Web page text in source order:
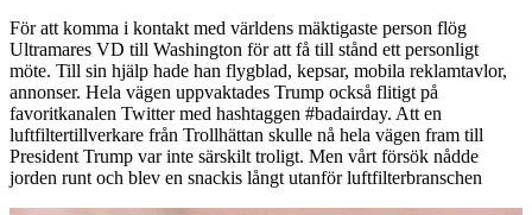
För att komma i kontakt med världens mäktigaste person flög
Ultramares VD till Washington för att få till stånd ett personligt
möte. Till sin hjälp hade han flygblad, kepsar, mobila reklamtavlor,
annonser. Hela vägen uppvaktades Trump också flitigt på
favoritkanalen Twitter med hashtaggen #badairday. Att en
luftfiltertillverkare från Trollhättan skulle nå hela vägen fram till
President Trump var inte särskilt troligt. Men vårt försök nådde
jorden runt och blev en snackis långt utanför luftfilterbranschen